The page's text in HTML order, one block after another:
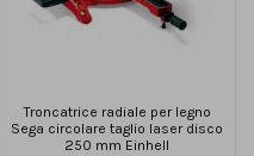
Troncatrice radiale per legno
Sega circolare taglio laser disco
250 mm Einhell